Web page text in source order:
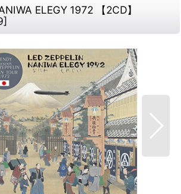
ELEGY 1972 【2CD】
]